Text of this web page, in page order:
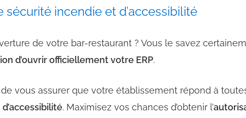
sécurité incendie et d’accessibilité
de votre bar-restaurant ? Vous le savez
d’ouvrir officiellement votre ERP.
vous assurer que votre établissement répond à
. Maximisez vos chances d’obtenir l’